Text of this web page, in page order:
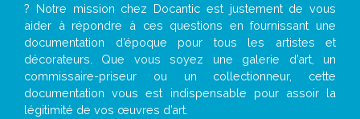
? Notre mission chez Docantic est justement de vous
aider à répondre à ces questions en fournissant une
documentation d’époque pour tous les artistes et
décorateurs. Que vous soyez une galerie d’art, un
commissaire-priseur ou un collectionneur, cette
documentation vous est indispensable pour assoir la
légitimité de vos œuvres d’art.